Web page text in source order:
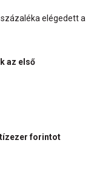
elégedett a
az első
forintot